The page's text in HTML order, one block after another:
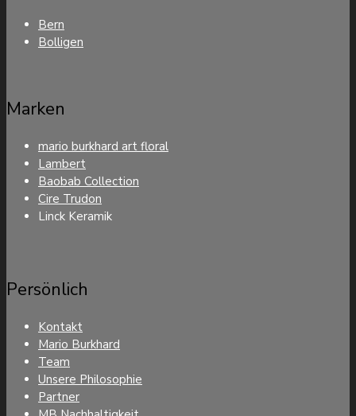
Bern
Bolligen
Marken
mario burkhard art floral
Lambert
Baobab Collection
Cire Trudon
Linck Keramik
Persönlich
Kontakt
Mario Burkhard
Team
Unsere Philosophie
Partner